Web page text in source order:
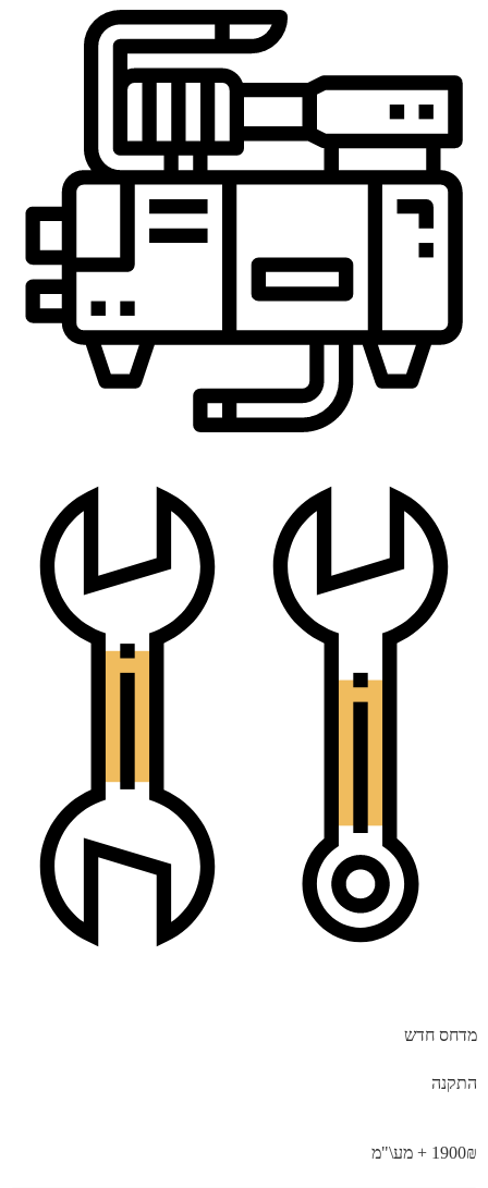
מדחס חדש
התקנה
1900₪ + מע\"מ